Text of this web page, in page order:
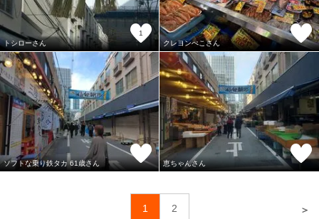
トシローさん
1
クレヨンぺこさん
ソフトな乗り鉄タカ 61歳さん 恵ちゃんさん
1 2 ＞